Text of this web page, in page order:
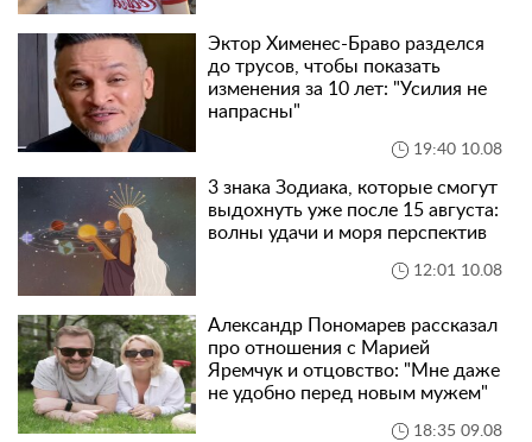
Эктор Хименес-Браво разделся
до трусов, чтобы показать
изменения за 10 лет: "Усилия не
напрасны"
19:40 10.08
3 знака Зодиака, которые смогут
выдохнуть уже после 15 августа:
волны удачи и моря перспектив
12:01 10.08
Александр Пономарев рассказал
про отношения с Марией
Яремчук и отцовство: "Мне даже
не удобно перед новым мужем"
18:35 09.08